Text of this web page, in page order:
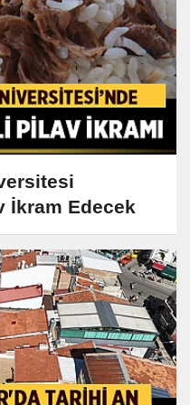
İkram Edecek